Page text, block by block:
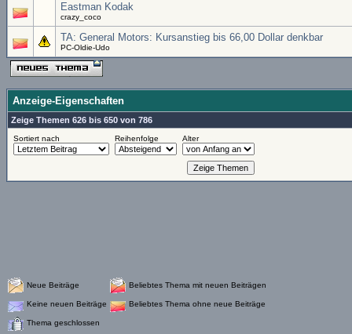
Eastman Kodak
crazy_coco
TA: General Motors: Kursanstieg bis 66,00 Dollar denkbar
PC-Oldie-Udo
Anzeige-Eigenschaften
Zeige Themen 626 bis 650 von 786
Sortiert nach Reihenfolge Alter
Neue Beiträge Beliebtes Thema mit neuen Beiträgen
Keine neuen Beiträge Beliebtes Thema ohne neue Beiträge
Thema geschlossen